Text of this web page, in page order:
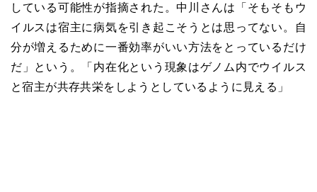
している可能性が指摘された。中川さんは「そもそもウ
イルスは宿主に病気を引き起こそうとは思ってない。自
分が増えるために一番効率がいい方法をとっているだけ
だ」という。「内在化という現象はゲノム内でウイルス
と宿主が共存共栄をしようとしているように見える」